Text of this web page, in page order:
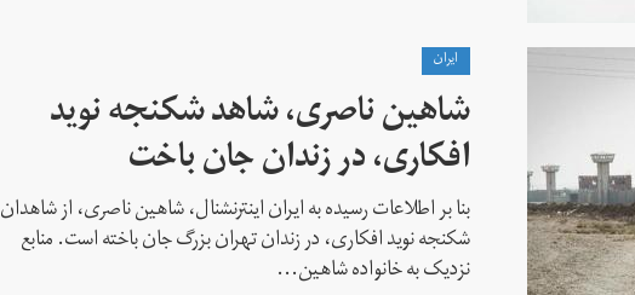
ايران
شاهین ناصری، شاهد شکنجه نوید
افکاری، در زندان جان باخت
بنا بر اطلاعات رسیده به ایران اینترنشنال، شاهین ناصری، از شاهدان
شکنجه نوید افکاری، در زندان تهران بزرگ جان باخته است. منابع
نزدیک به خانواده شاهین...